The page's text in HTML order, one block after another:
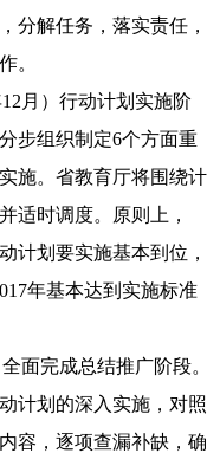
分解任务，落实责任，
。
12 月）行动计划实施阶
步组织制定6个方面重
施。省教育厅将围绕计
适时调度。原则上，
计划要实施基本到位，
年基本达到实施标准
全面完成总结推广阶段。
计划的深入实施，对照
容，逐项查漏补缺，确